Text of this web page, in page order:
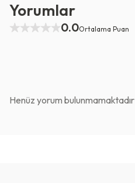
Yorumlar
0.0Ortalama Puan
Henüz yorum bulunmamaktadır